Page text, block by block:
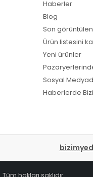
AUDI | 80
VW |
VW |
VW |
VW |
AUDI |
VW |
VW |
VW |
AUDI | 80
Haberler
Blog
Son
Ürün listesini
Yeni ürünler
Sosyal
Haberlerde
hakları saklıdır.